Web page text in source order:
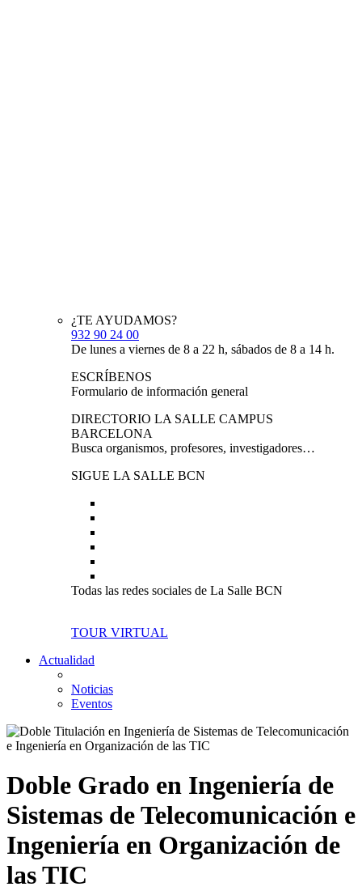
¿TE AYUDAMOS?
932 90 24 00
De lunes a viernes de 8 a 22 h, sábados de 8 a 14 h.
ESCRÍBENOS
Formulario de información general
DIRECTORIO LA SALLE CAMPUS
BARCELONA
Busca organismos, profesores, investigadores…
SIGUE LA SALLE BCN
Todas las redes sociales de La Salle BCN
TOUR VIRTUAL
Actualidad
Noticias
Eventos
Doble Grado en Ingeniería de
Sistemas de Telecomunicación e
Ingeniería en Organización de
las TIC